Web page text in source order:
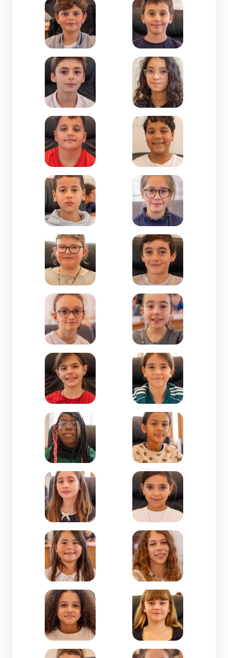
Zoom de l'image Gaspard AMIGUES-CM1-
Zoom de l'image
Zoom de l'image Hadrien MAURY PALAU-CM1-
Zoom de l'image Hiba
Zoom de l'image Huseyin Ege YILMAZ-CM2-
Zoom de l'image Ilyes
Zoom de l'image Imran EL OMARI-CM1-M.
Zoom de l'image Jade
Zoom de l'image Jeane RICHARD-CM2-Fabre
Zoom de l'image Kostia
Zoom de l'image Lalie ERVIC-CE2-Pierre Paul
Zoom de l'image Laly
Zoom de l'image Léna ARRIBAS-CE2-Trencavel
Zoom de l'image Léonie
Zoom de l'image Leslie DIKILA TSHANGO-CM1-
Zoom de l'image Lexie
Zoom de l'image Li Ly May CASTEL FIELD-CM1-
Zoom de l'image Lina
Zoom de l'image Louise MAI CARRIERE-CE2-
Zoom de l'image Lucie
Zoom de l'image Lucie TCHAKHALIAN-CM1-
Zoom de l'image Lucile
Zoom de l'image Luka ANTON-CM1-Immaculée
Zoom de l'image Marine